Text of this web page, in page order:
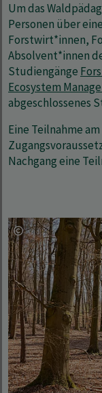
Um das
Personen über
Forstwirt*innen,
Absolvent*innen
Studiengänge
Ecosystem
abgeschlossenes
Eine Teilnahme
Nachgang eine